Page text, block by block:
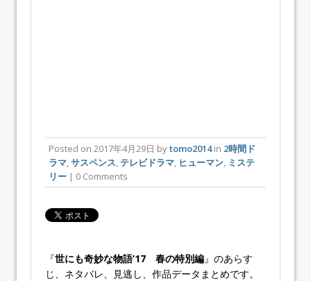
Posted on 2017年4月29日 bytomo2014in 2時間ド
ラマ サスペンス テレビドラマ ヒューマン ミステ
リー | 0 Comments
『世にも奇妙な物語’17 春の特別編』のあらす
じ、ネタバレ、見逃し、作品データまとめです。